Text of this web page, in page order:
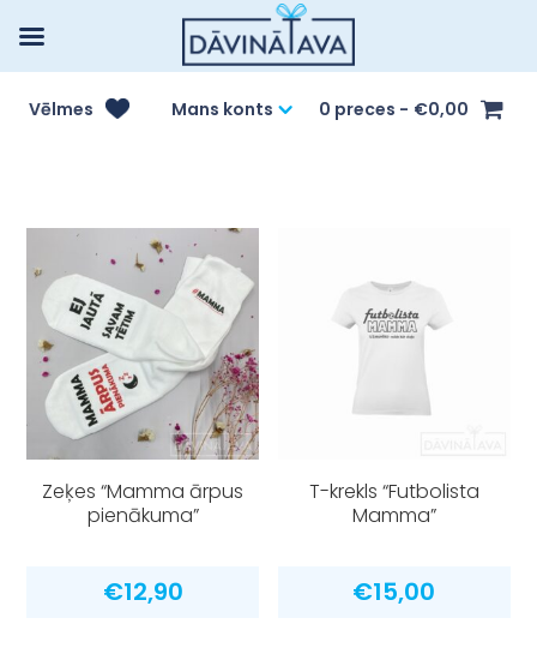
Vēlmes Mans konts 0 preces €0,00
Zeķes “Mamma ārpus
pienākuma”
€12,90
T-krekls “Futbolista
Mamma”
€15,00